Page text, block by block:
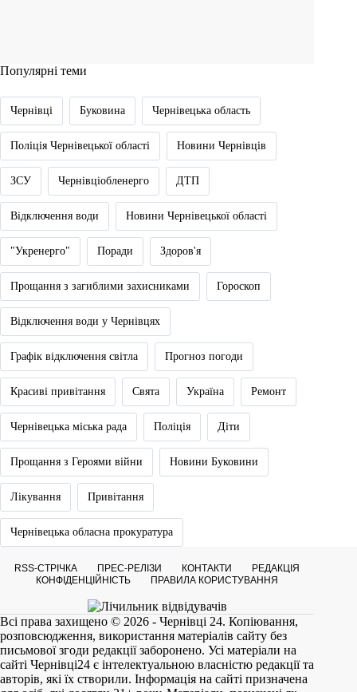
Популярні теми
Чернівці Буковина Чернівецька область
Поліція Чернівецької області Новини Чернівців
ЗСУ Чернівціобленерго ДТП
Відключення води Новини Чернівецької області
"Укренерго" Поради Здоров'я
Прощання з загиблими захисниками Гороскоп
Відключення води у Чернівцях
Графік відключення світла Прогноз погоди
Красиві привітання Свята Україна Ремонт
Чернівецька міська рада Поліція Діти
Прощання з Героями війни Новини Буковини
Лікування Привітання
Чернівецька обласна прокуратура
RSS-СТРІЧКА ПРЕС-РЕЛІЗИ КОНТАКТИ
РЕДАКЦІЯ
КОНФІДЕНЦІЙНІСТЬ
ПРАВИЛА КОРИСТУВАННЯ
Всі права захищено © 2026 - Чернівці 24. Копіювання,
розповсюдження, використання матеріалів сайту без
письмової згоди редакції заборонено. Усі матеріали на
сайті Чернівці24 є інтелектуальною власністю редакції та
авторів, які їх створили. Інформація на сайті призначена